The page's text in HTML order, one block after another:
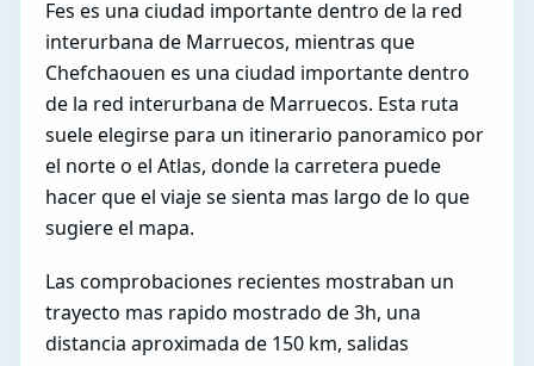
Fes es una ciudad importante dentro de la red
interurbana de Marruecos, mientras que
Chefchaouen es una ciudad importante dentro
de la red interurbana de Marruecos. Esta ruta
suele elegirse para un itinerario panoramico por
el norte o el Atlas, donde la carretera puede
hacer que el viaje se sienta mas largo de lo que
sugiere el mapa.
Las comprobaciones recientes mostraban un
trayecto mas rapido mostrado de 3h, una
distancia aproximada de 150 km, salidas